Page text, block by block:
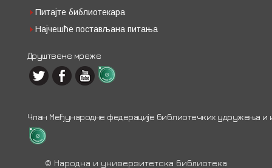
Питајте библиотекара
Најчешће постављана питања
Друштвене мреже
Члан Међународне федерације библиотечких удружења и
© Народна и универзитетска библиотека